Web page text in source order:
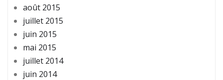
août 2015
juillet 2015
juin 2015
mai 2015
juillet 2014
juin 2014